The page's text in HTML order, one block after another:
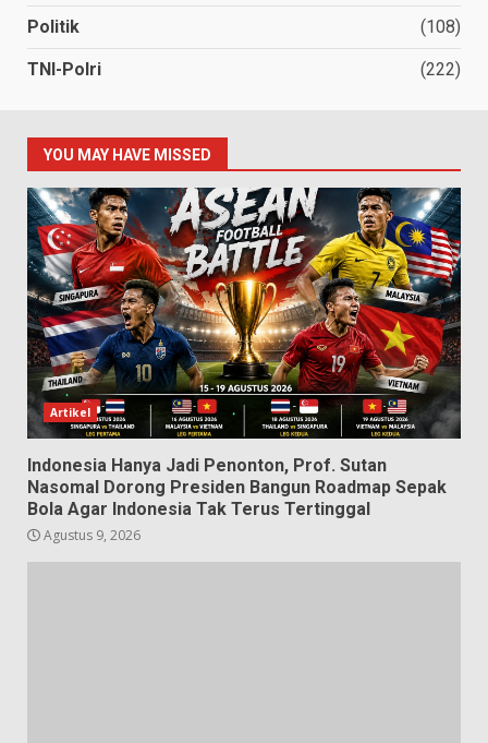
Politik (108)
TNI-Polri (222)
YOU MAY HAVE MISSED
Artikel
Indonesia Hanya Jadi Penonton, Prof. Sutan
Nasomal Dorong Presiden Bangun Roadmap Sepak
Bola Agar Indonesia Tak Terus Tertinggal
Agustus 9, 2026